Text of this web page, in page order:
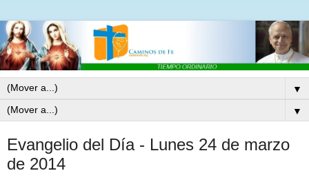
▼
▼
Evangelio del Día - Lunes 24 de marzo
de 2014